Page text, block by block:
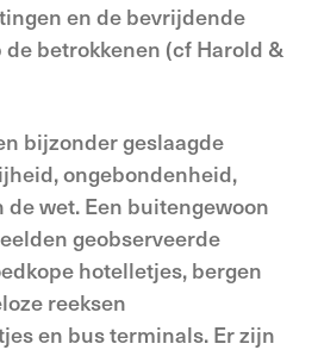
en de bevrijdende
betrokkenen (cf Harold &
bijzonder geslaagde
ongebondenheid,
wet. Een buitengewoon
geobserveerde
hotelletjes, bergen
reeksen
en bus terminals. Er zijn